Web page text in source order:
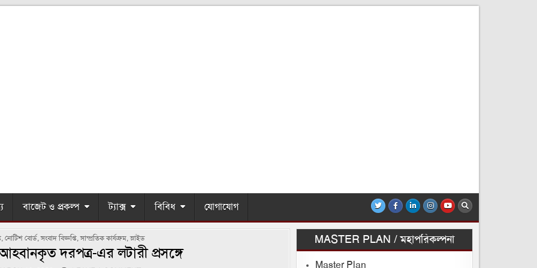
বাজেট ও প্রকল্প ট্যাক্স বিবিধ যোগাযোগ
,নোটিশ বোর্ড,সংবাদ বিজ্ঞপ্তি,সাম্প্রতিক কার্যক্রম,স্লাইড
দরপত্র-এর লটারী প্রসঙ্গে
MASTER PLAN / মহাপরিকল্পনা
Master Plan